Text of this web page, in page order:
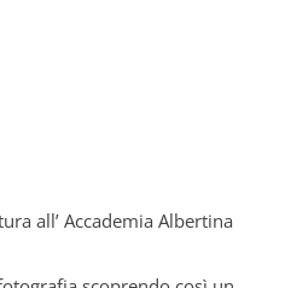
all’ Accademia Albertina